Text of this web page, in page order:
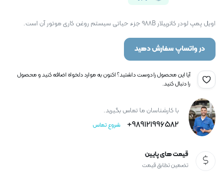
اویل پمپ لودر کاترپیلار 988B جزء حیاتی سیستم روغن کاری موتور آن است.
در واتساپ سفارش دهید
آیا این محصول را دوست داشتید؟ اکنون به موارد دلخواه اضافه کنید و محصول
را دنبال کنید.
با کارشناسان ما تماس بگیرید.
989121996582+ شروع تماس
قیمت های پایین
تضمین تطابق قیمت